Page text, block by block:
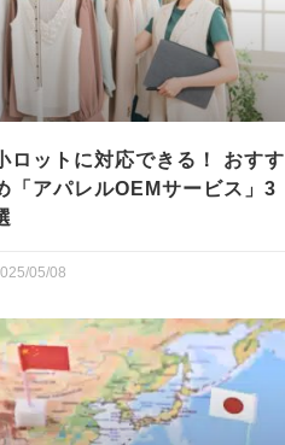
ロットに対応できる！ おすす
「アパレルOEMサービス」3
05/08